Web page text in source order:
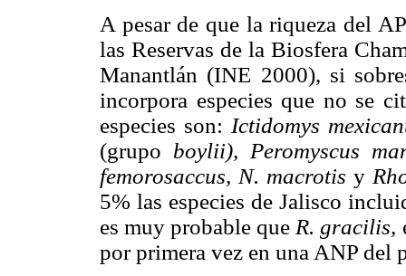
A pesar de que la riqueza del
las Reservas de la Biosfera
Manantlán (INE 2000), si
incorpora especies que no se
especies son: Ictidomys
(grupo boylii), Peromyscus
femorosaccus, N. macrotis y
5% las especies de Jalisco
es muy probable que R. gracilis,
por primera vez en una ANP del